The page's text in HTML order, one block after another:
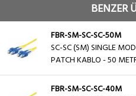
BENZER
FBR-SM-SC-SC-50M
SC-SC (SM) SINGLE
PATCH KABLO - 50
FBR-SM-SC-SC-40M